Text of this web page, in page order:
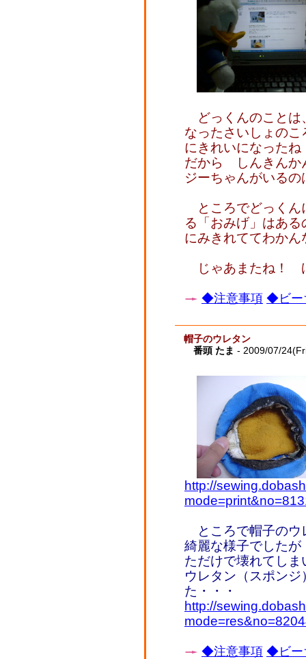
どっくんのことは
なったさいしょの
にきれいになった
だから しんきん
ジーちゃんがいる
ところでどっくん
る「おみげ」はあ
にみきれててわか
じゃあまたね！
◆注意事項 ◆ビー
帽子のウレタン
番頭 たま - 2009/07/
http://
ところで帽子のウ
綺麗な様子でした
ただけで壊れてし
ウレタン（スポン
た・・・
http://
◆注意事項 ◆ビー